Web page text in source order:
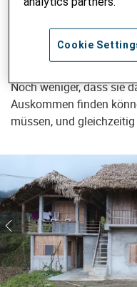
einem Plumpsklo und
Noch weniger, dass sie
Auskommen finden
müssen, und
Cookie